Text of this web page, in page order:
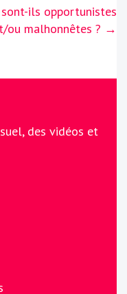
ils opportunistes
ou malhonnêtes ? →
des vidéos et